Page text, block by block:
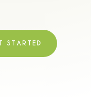
STARTED